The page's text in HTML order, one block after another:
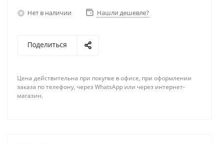
Нет в наличии Нашли дешевле?
Поделиться
Цена действительна при покупке в офисе, при оформлении
заказа по телефону, через WhatsApp или через интернет-
магазин.